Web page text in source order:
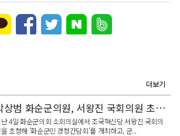
더보기
박상범 화순군의원, 서왕진 국회의원 초청 “화순군민 경청간담회”개최
4일 화순군의회 소회의실에서 조국혁신당 서왕진 국회의
초청해 '화순군민 경청간담회'를 개최하고, 군...